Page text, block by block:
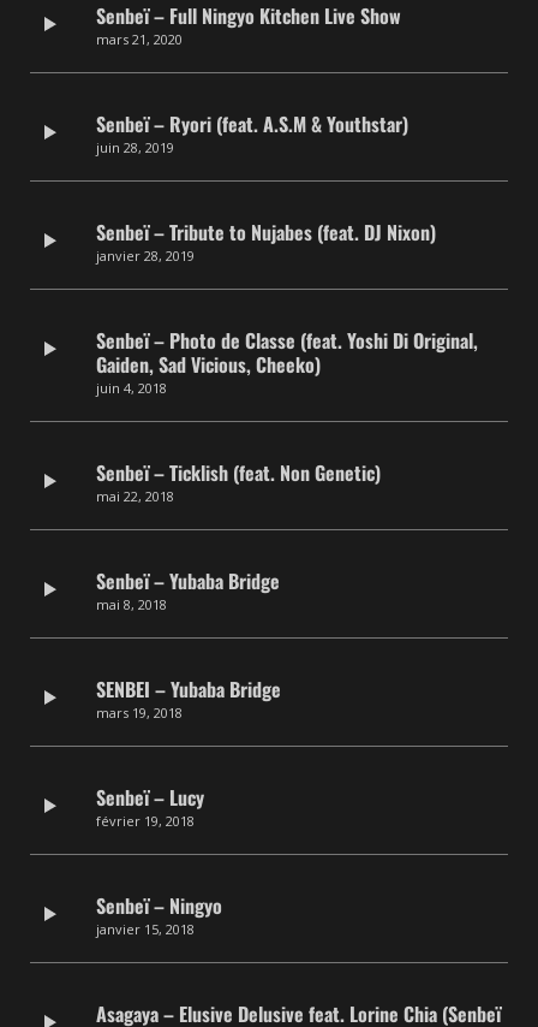
Senbeï – Full Ningyo Kitchen Live Show
mars 21, 2020
Senbeï – Ryori (feat. A.S.M & Youthstar)
juin 28, 2019
Senbeï – Tribute to Nujabes (feat. DJ Nixon)
janvier 28, 2019
Senbeï – Photo de Classe (feat. Yoshi Di Original,
Gaiden, Sad Vicious, Cheeko)
juin 4, 2018
Senbeï – Ticklish (feat. Non Genetic)
mai 22, 2018
Senbeï – Yubaba Bridge
mai 8, 2018
SENBEI – Yubaba Bridge
mars 19, 2018
Senbeï – Lucy
février 19, 2018
Senbeï – Ningyo
janvier 15, 2018
Asagaya – Elusive Delusive feat. Lorine Chia (Senbeï